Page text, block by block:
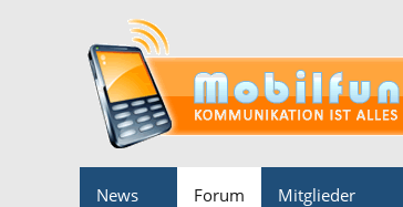
News Forum Mitglieder